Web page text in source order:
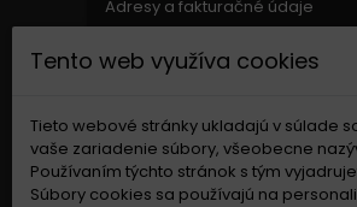
Adresy a fakturačné údaje
Zľavové kupóny
ZASIELANIE NOVINIEK
Tento web využíva cookies
Tieto webové stránky ukladajú v súlade
vaše zariadenie súbory, všeobecne
Používaním týchto stránok s tým
Súbory cookies sa používajú na